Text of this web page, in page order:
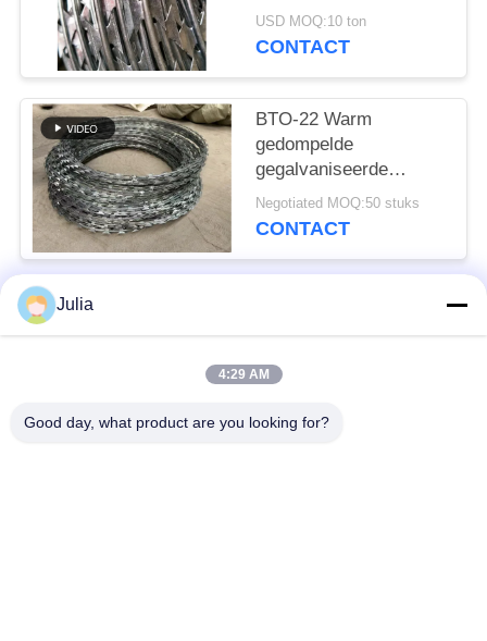
Razor Barbed Wire
Razor Wire Prijs Per
USD MOQ:10 ton
CONTACT
BTO-22 Warm
gedompelde
gegalvaniseerde
prikkeldraad veiligheids
hek enkel scheermes
Negotiated MOQ:50 stuks
CONTACT
populaire categorieën
Julia
4:29 AM
Good day, what product are you looking for?